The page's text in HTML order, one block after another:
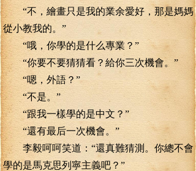
“不，繪畫只是我的業余愛好，那是媽媽
從小教我的。”
“哦，你學的是什么專業？”
“你要不要猜猜看？給你三次機會。”
“嗯，外語？”
“不是。”
“跟我一樣學的是中文？”
“還有最后一次機會。”
李毅呵呵笑道：“還真難猜測。你總不會
學的是馬克思列寧主義吧？”